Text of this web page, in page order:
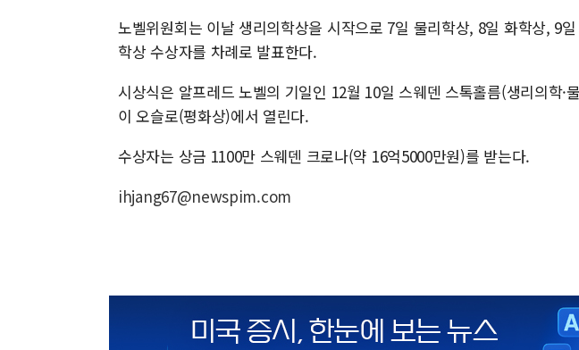
노벨위원회는 이날 생리의학상을 시작으로 7일 물리학상, 8일 화학상, 9
학상 수상자를 차례로 발표한다.
시상식은 알프레드 노벨의 기일인 12월 10일 스웨덴 스톡홀름(생리의학·
이 오슬로(평화상)에서 열린다.
수상자는 상금 1100만 스웨덴 크로나(약 16억5000만원)를 받는다.
ihjang67@newspim.com